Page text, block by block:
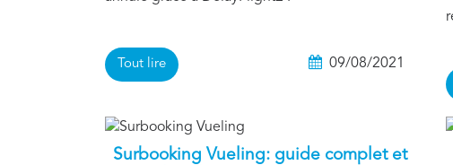
Tout lire 09/08/2021
Surbooking Vueling: guide complet et